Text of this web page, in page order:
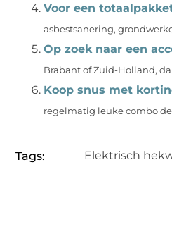
Voor een
asbestsanering,
Op zoek naar een
Brabant of Zuid-Holland,
Koop snus met
regelmatig leuke combo
Tags: Elektrisch